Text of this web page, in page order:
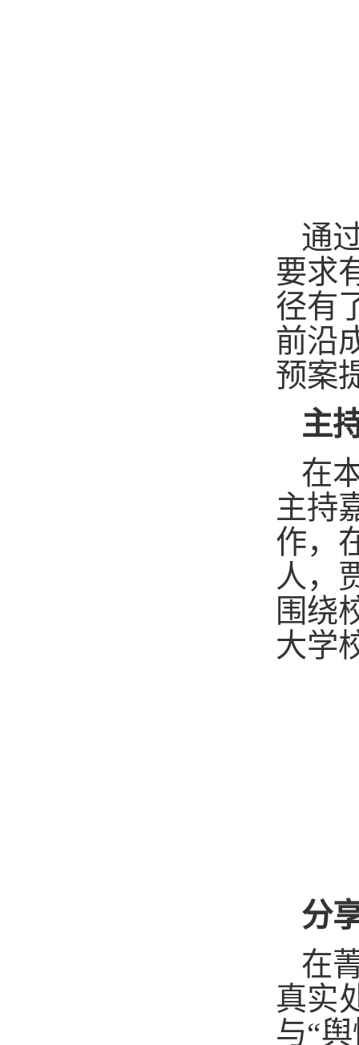
通
要求
径有
前沿
预案
主
在
主持
作，
人，
围绕
大学
分
在
真实
与“